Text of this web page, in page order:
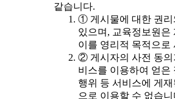
같습니다.
① 게시물에 대한 권리
있으며, 교육정보원은
이를 영리적 목적으로
② 게시자의 사전 동의
비스를 이용하여 얻은
행위 등 서비스에 게
으로 이용할 수 없습니